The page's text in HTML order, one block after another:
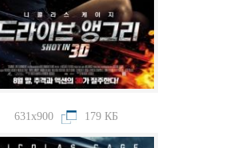
631x900 179 КБ